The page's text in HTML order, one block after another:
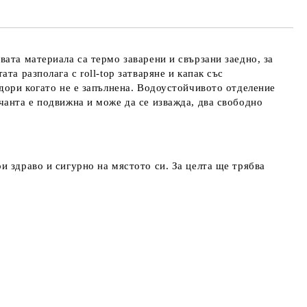
материала са термо заварени и свързани заедно, за
разполага с roll-top затваряне и капак със
когато не е запълнена. Водоустойчивото отделение
е подвижна и може да се изважда, два свободно
здраво и сигурно на мястото си. За целта ще трябва